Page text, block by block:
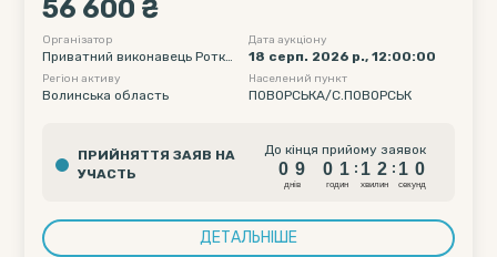
цільове призначення: для ведення особистого
селянського господарства, місце розташування:
Волинська область, Ковельський район,
Козлиничівська сільська рада, на підставі
договору оренди землі № б/н від 25.10.2021 р.,
інформація...
56 600 ₴
Організатор
Приватний виконавець Ротке
вич Ірина Вікторівна
Дата аукціону
18 серп. 2026 р., 12:00:00
Регіон активу
Волинська область
Населений пункт
ПОВОРСЬКА/С.ПОВОРСЬК
ПРИЙНЯТТЯ ЗАЯВ НА
УЧАСТЬ
До кінця прийому заявок
0
0
9
9
днiв
0
0
1
1
годин
:
1
1
2
2
хвилин
: 0
1
9
0
секунд
ДЕТАЛЬНІШЕ